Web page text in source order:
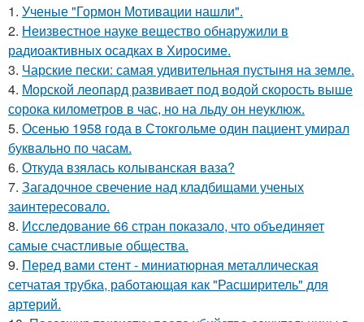
1. Ученые "Гормон Мотивации нашли".
2. Неизвестное науке вещество обнаружили в
радиоактивных осадках в Хиросиме.
3. Чарские пески: самая удивительная пустыня на земле.
4. Морской леопард развивает под водой скорость выше
сорока километров в час, но на льду он неуклюж.
5. Осенью 1958 года в Стокгольме один пациент умирал
буквально по часам.
6. Откуда взялась колыванская ваза?
7. Загадочное свечение над кладбищами ученых
заинтересовало.
8. Исследование 66 стран показало, что объединяет
самые счастливые общества.
9. Перед вами стент - миниатюрная металлическая
сетчатая трубка, работающая как "Расширитель" для
артерий.